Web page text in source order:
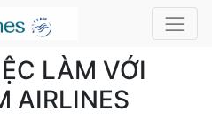
LÀM VỚI
AIRLINES